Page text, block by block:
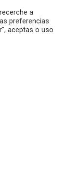
a
preferencias
aceptas o uso